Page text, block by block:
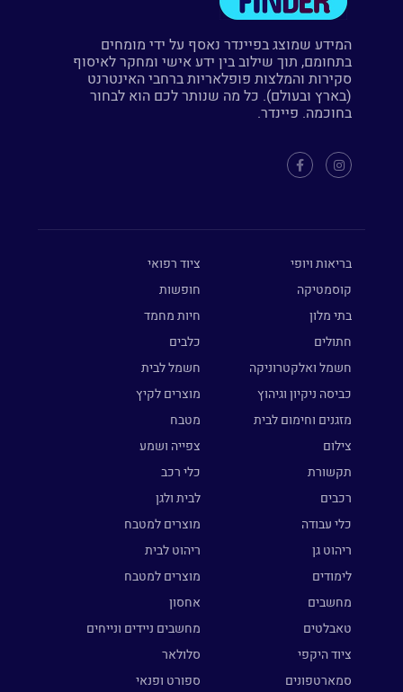
המידע שמוצג בפיינדר נאסף על ידי מומחים
בתחומם, תוך שילוב בין ידע אישי ומחקר לאיסוף
סקירות והמלצות פופלאריות ברחבי האינטרנט
(בארץ ובעולם). כל מה שנותר לכם הוא לבחור
בחוכמה. פיינדר.
בריאות ויופי
ציוד רפואי
קוסמטיקה
חופשות
בתי מלון
חיות מחמד
חתולים
כלבים
חשמל ואלקטרוניקה
חשמל לבית
כביסה ניקיון וגיהוץ
מוצרים לקיץ
מזגנים וחימום לבית
מטבח
צילום
צפייה ושמע
תקשורת
כלי רכב
רכבים
לבית ולגן
כלי עבודה
מוצרים למטבח
ריהוט גן
ריהוט לבית
לימודים
מוצרים למטבח
מחשבים
אחסון
טאבלטים
מחשבים ניידים ונייחים
ציוד היקפי
סלולאר
סמארטפונים
ספורט ופנאי